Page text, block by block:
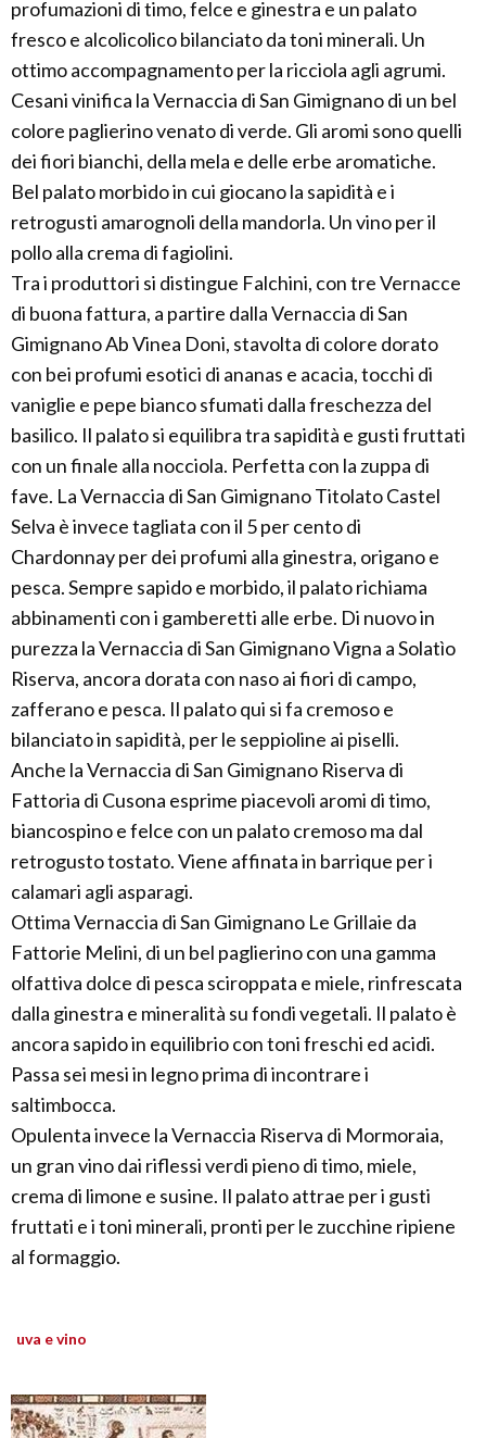
profumazioni di timo, felce e ginestra e un palato
fresco e alcolicolico bilanciato da toni minerali. Un
ottimo accompagnamento per la ricciola agli agrumi.
Cesani vinifica la Vernaccia di San Gimignano di un bel
colore paglierino venato di verde. Gli aromi sono quelli
dei fiori bianchi, della mela e delle erbe aromatiche.
Bel palato morbido in cui giocano la sapidità e i
retrogusti amarognoli della mandorla. Un vino per il
pollo alla crema di fagiolini.
Tra i produttori si distingue Falchini, con tre Vernacce
di buona fattura, a partire dalla Vernaccia di San
Gimignano Ab Vinea Doni, stavolta di colore dorato
con bei profumi esotici di ananas e acacia, tocchi di
vaniglie e pepe bianco sfumati dalla freschezza del
basilico. Il palato si equilibra tra sapidità e gusti fruttati
con un finale alla nocciola. Perfetta con la zuppa di
fave. La Vernaccia di San Gimignano Titolato Castel
Selva è invece tagliata con il 5 per cento di
Chardonnay per dei profumi alla ginestra, origano e
pesca. Sempre sapido e morbido, il palato richiama
abbinamenti con i gamberetti alle erbe. Di nuovo in
purezza la Vernaccia di San Gimignano Vigna a Solatìo
Riserva, ancora dorata con naso ai fiori di campo,
zafferano e pesca. Il palato qui si fa cremoso e
bilanciato in sapidità, per le seppioline ai piselli.
Anche la Vernaccia di San Gimignano Riserva di
Fattoria di Cusona esprime piacevoli aromi di timo,
biancospino e felce con un palato cremoso ma dal
retrogusto tostato. Viene affinata in barrique per i
calamari agli asparagi.
Ottima Vernaccia di San Gimignano Le Grillaie da
Fattorie Melini, di un bel paglierino con una gamma
olfattiva dolce di pesca sciroppata e miele, rinfrescata
dalla ginestra e mineralità su fondi vegetali. Il palato è
ancora sapido in equilibrio con toni freschi ed acidi.
Passa sei mesi in legno prima di incontrare i
saltimbocca.
Opulenta invece la Vernaccia Riserva di Mormoraia,
un gran vino dai riflessi verdi pieno di timo, miele,
crema di limone e susine. Il palato attrae per i gusti
fruttati e i toni minerali, pronti per le zucchine ripiene
al formaggio.
uva e vino